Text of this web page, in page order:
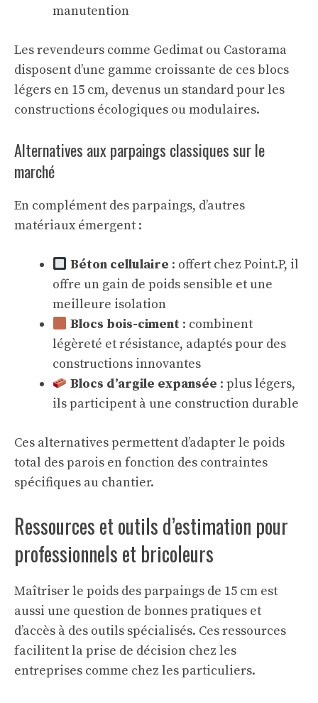
manutention
Les revendeurs comme Gedimat ou Castorama
disposent d’une gamme croissante de ces blocs
légers en 15 cm, devenus un standard pour les
constructions écologiques ou modulaires.
Alternatives aux parpaings classiques sur le
marché
En complément des parpaings, d’autres
matériaux émergent :
Béton cellulaire : offert chez Point.P, il
offre un gain de poids sensible et une
meilleure isolation
Blocs bois-ciment : combinent
légèreté et résistance, adaptés pour des
constructions innovantes
Blocs d’argile expansée : plus légers,
ils participent à une construction durable
Ces alternatives permettent d’adapter le poids
total des parois en fonction des contraintes
spécifiques au chantier.
Ressources et outils d’estimation pour
professionnels et bricoleurs
Maîtriser le poids des parpaings de 15 cm est
aussi une question de bonnes pratiques et
d’accès à des outils spécialisés. Ces ressources
facilitent la prise de décision chez les
entreprises comme chez les particuliers.